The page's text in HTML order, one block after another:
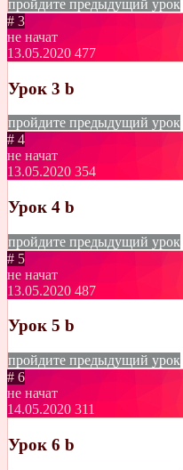
пройдите предыдущий урок
# 3
не начат
13.05.2020 477
Урок 3 b
пройдите предыдущий урок
# 4
не начат
13.05.2020 354
Урок 4 b
пройдите предыдущий урок
# 5
не начат
13.05.2020 487
Урок 5 b
пройдите предыдущий урок
# 6
не начат
14.05.2020 311
Урок 6 b